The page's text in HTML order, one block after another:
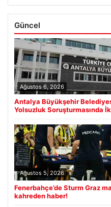
Güncel
Ağustos 6, 2026
Antalya Büyükşehir
Yolsuzluk Soruşturmasında
Ağustos 5, 2026
Fenerbahçe’de Sturm Graz
kahreden haber!